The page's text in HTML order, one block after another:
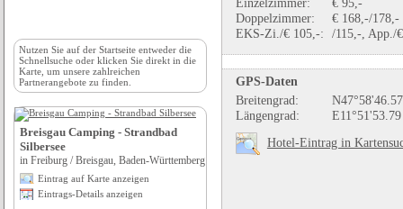
Einzelzimmer:
€ 95,-
Doppelzimmer:
€ 168,-/178,-
EKS-Zi./€ 105,-:
/115,-, App./
GPS-Daten
Breitengrad:
N47°58'46.57
Längengrad:
E11°51'53.79
Hotel-Eintrag in
Nutzen Sie auf der Startseite entweder die
Schnellsuche oder klicken Sie direkt in die
Karte, um unsere zahlreichen
Partnerangebote zu finden.
Breisgau Camping - Strandbad
Silbersee
in Freiburg / Breisgau, Baden-Württemberg
Eintrag auf Karte anzeigen
Eintrags-Details anzeigen
Museum Schloss Greillenstein
in Röhrenbach, Niederösterreich